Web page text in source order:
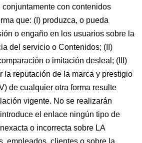
con contenidos
que: (I) produzca, o pueda
o engaño en los usuarios sobre la
del servicio o Contenidos; (II)
o imitación desleal; (III)
la reputación de la marca y prestigio
de cualquier otra forma resulte
vigente. No se realizarán
el enlace ningún tipo de
o incorrecta sobre LA
empleados, clientes o sobre la